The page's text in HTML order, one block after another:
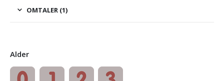
OMTALER (1)
Alder